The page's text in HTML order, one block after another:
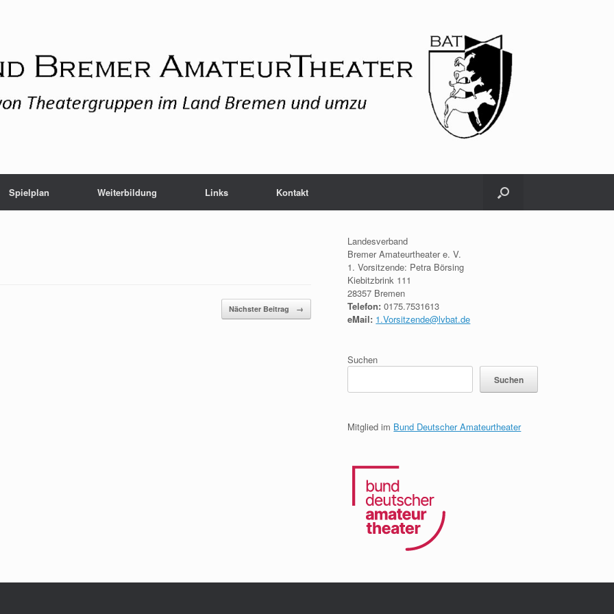
Spielplan Weiterbildung Links Kontakt
Nächster Beitrag →
Landesverband
Bremer Amateurtheater e. V.
1. Vorsitzende: Petra Börsing
Kiebitzbrink 111
28357 Bremen
Telefon: 0175.7531613
eMail: 1.Vorsitzende@lvbat.de
Suchen
Suchen
Mitglied im Bund Deutscher Amateurtheater